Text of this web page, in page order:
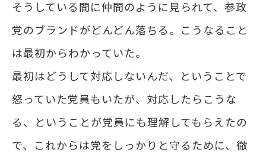
そうしている間に仲間のように見られて、参政
党のブランドがどんどん落ちる。こうなること
は最初からわかっていた。
最初はどうして対応しないんだ、ということで
怒っていた党員もいたが、対応したらこうな
る、ということが党員にも理解してもらえたの
で、これからは党をしっかりと守るために、徹